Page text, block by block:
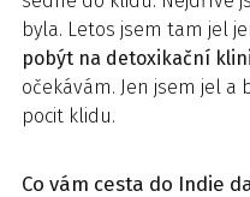
byla. Letos jsem tam jel
pobýt na detoxikační
očekávám. Jen jsem jel a
pocit klidu.
Co vám cesta do Indie